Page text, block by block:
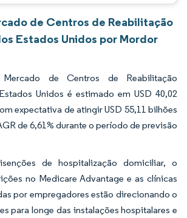
de Centros de Reabilitação
Estados Unidos por Mordor
de Centros de Reabilitação
Unidos é estimado em USD 40,02
expectativa de atingir USD 55,11 bilhões
de 6,61% durante o período de previsão
de hospitalização domiciliar, o
no Medicare Advantage e as clínicas
por empregadores estão direcionando o
para longe das instalações hospitalares e